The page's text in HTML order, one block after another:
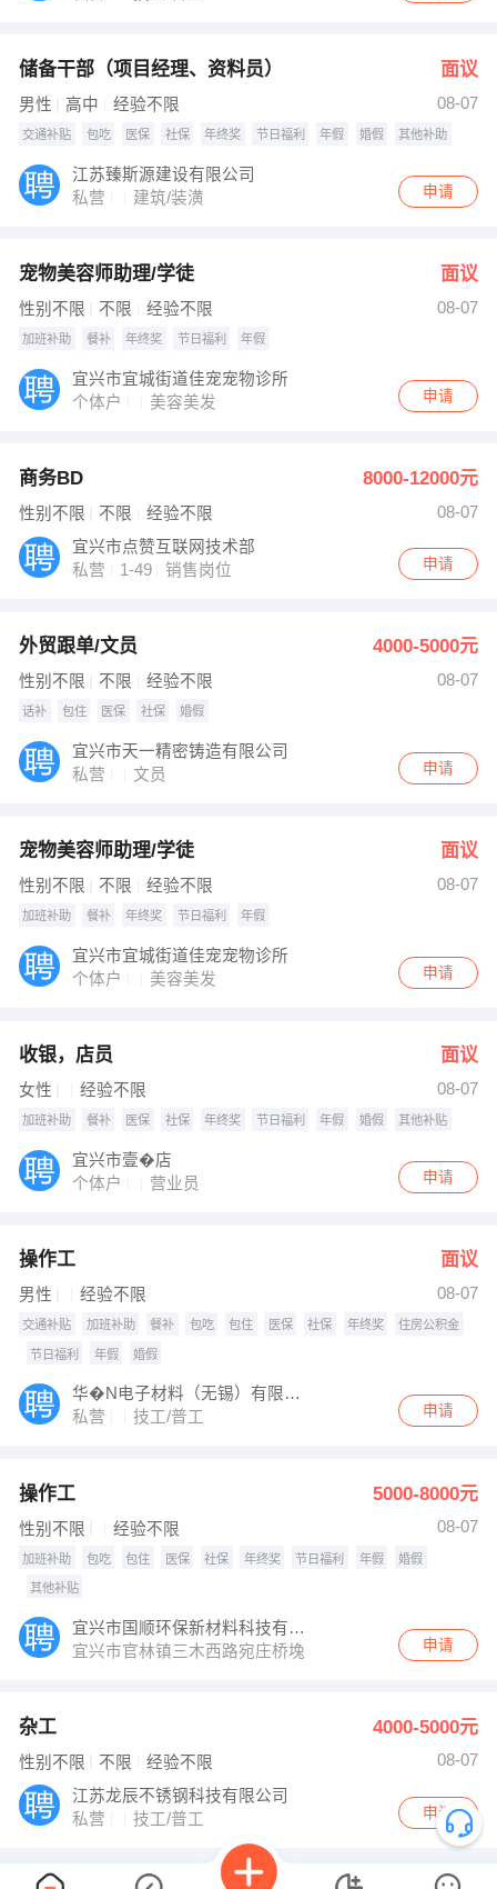
储备干部（项目经理、资料员） 面议
男性 高中 经验不限 08-07
交通补贴 包吃 医保 社保 年终奖 节日福利 年假 婚假 其他补助
江苏臻斯源建设有限公司
私营
建筑/装潢 申请
宠物美容师助理/学徒 面议
性别不限 不限 经验不限 08-07
加班补助 餐补 年终奖 节日福利 年假
宜兴市宜城街道佳宠宠物诊所
个体户
美容美发 申请
商务BD 8000-12000元
性别不限 不限 经验不限
08-07
宜兴市点赞互联网技术部
私营
1-49 销售岗位 申请
外贸跟单/文员 4000-5000元
性别不限 不限 经验不限 08-07
话补 包住 医保 社保 婚假
宜兴市天一精密铸造有限公司
私营
文员 申请
宠物美容师助理/学徒 面议
性别不限 不限 经验不限 08-07
加班补助 餐补 年终奖 节日福利 年假
宜兴市宜城街道佳宠宠物诊所
个体户
美容美发 申请
收银，店员 面议
女性 经验不限 08-07
加班补助 餐补 医保 社保 年终奖 节日福利 年假 婚假 其他补贴
宜兴市壹�店
个体户
营业员 申请
操作工 面议
男性 经验不限 08-07
交通补贴 加班补助 餐补 包吃 包住 医保 社保 年终奖 住房公积金
节日福利 年假 婚假
华�N电子材料（无锡）有限公司
私营
技工/普工 申请
操作工 5000-8000元
性别不限 经验不限 08-07
加班补助 包吃 包住 医保 社保 年终奖 节日福利 年假 婚假
其他补贴
宜兴市国顺环保新材料科技有限公司
宜兴市官林镇三木西路宛庄桥堍
申请
杂工 4000-5000元
性别不限 不限 经验不限
08-07
江苏龙辰不锈钢科技有限公司
私营
技工/普工 申请